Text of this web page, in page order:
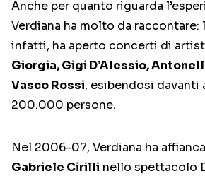
Anche per quanto riguarda
Verdiana ha molto da raccontare:
infatti, ha aperto concerti di
Giorgia, Gigi D’Alessio,
Vasco Rossi, esibendosi davanti
200.000 persone.
Nel 2006-07, Verdiana ha
Gabriele Cirilli nello spettacolo